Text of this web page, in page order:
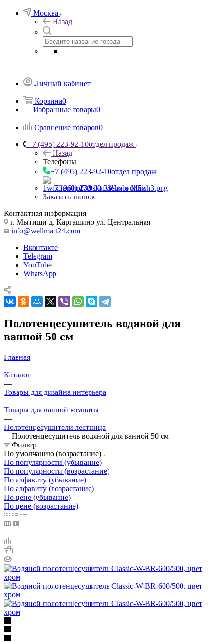
Москва
Назад
Личный кабинет
Корзина0
Избранные товары0
Сравнение товаров0
+7 (495) 223-92-10отдел продаж
Назад
Телефоны
+7 (495) 223-92-10отдел продаж
+7 (960) 230-00-33Чат в Max
Заказать звонок
Контактная информация
г. Мытищи д. Каргашино ул. Центральная
info@wellmart24.com
Вконтакте
Telegram
YouTube
WhatsApp
Полотенцесушитель водяной для
ванной 50 см
Главная
—
Каталог
—
Товары для дизайна интерьера
—
Товары для ванной комнаты
—
Полотенцесушители лестница
—Полотенцесушитель водяной для ванной 50 см
Фильтр
По умолчанию (возрастание)
По популярности (убывание)
По популярности (возрастание)
По алфавиту (убывание)
По алфавиту (возрастание)
По цене (убывание)
По цене (возрастание)